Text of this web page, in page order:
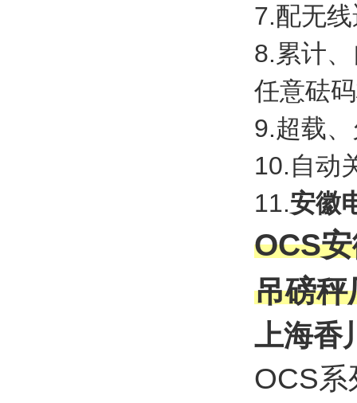
7.配无
8.累计
任意砝
9.超载
10.自动
11.安徽
OCS
吊磅秤
上海香
OCS系